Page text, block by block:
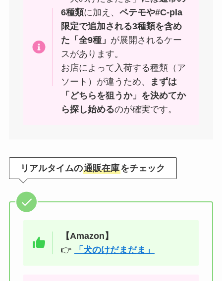
6種類に加え、ペテモや#C-pla
限定で追加される3種類を含め
た「全9種」 が展開されるケー
スがあります。
お店によって入荷する種類（ア
ソート）が違うため、
まずは
「どちらを狙うか」を決めてか
ら探し始めるのが確実です。
リアルタイムの通販在庫をチェック
【Amazon】
👉
「犬のけだまだま」